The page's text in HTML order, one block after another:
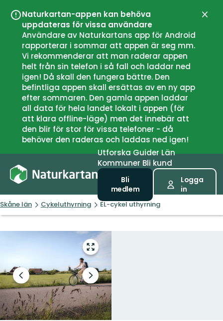
Naturkartan-appen kan behöva
uppdateras för vissa användare
Användare av Naturkartans app för Android
rapporterar i sommar att appen är seg mm.
Vi rekommenderar att man raderar appen
helt från sin telefon i så fall och laddar ned
igen! Då skall den fungera bättre. Den
befintliga appen skall ersättas av en ny app
efter sommaren. Den gamla appen laddar
all data för hela landet lokalt i appen (för
att klara offline-läge) men det innebär att
den blir för stor för vissa telefoner - då
behöver den raderas och laddas ned igen!
UtforskaGuiderLän
Kommuner Bli kund
Bli
medlem
Logga
in
Skåne län Cykeluthyrning EL-cykel uthyrning
Gå
till
helskärmsläge
Föregående
bild
Nästa
bildspel